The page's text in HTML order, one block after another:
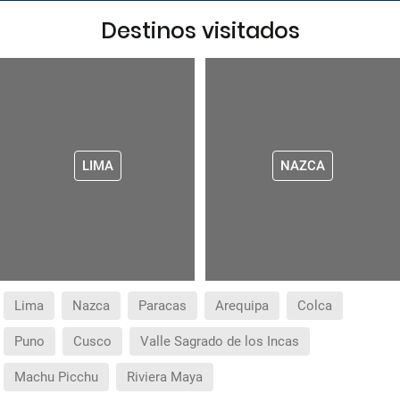
Destinos visitados
LIMA NAZCA
Lima Nazca Paracas Arequipa Colca
Puno Cusco Valle Sagrado de los Incas
Machu Picchu Riviera Maya